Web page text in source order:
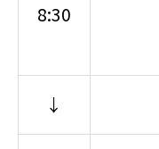
8:30
↓